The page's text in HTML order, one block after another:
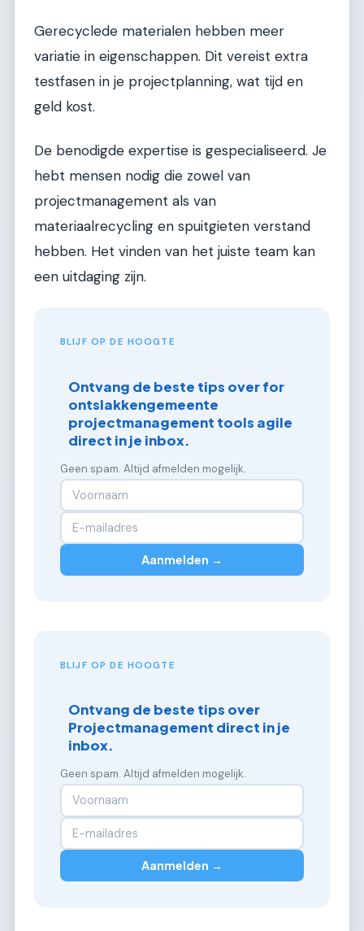
Gerecyclede materialen hebben meer
variatie in eigenschappen. Dit vereist extra
testfasen in je projectplanning, wat tijd en
geld kost.
De benodigde expertise is gespecialiseerd. Je
hebt mensen nodig die zowel van
projectmanagement als van
materiaalrecycling en spuitgieten verstand
hebben. Het vinden van het juiste team kan
een uitdaging zijn.
BLIJF OP DE HOOGTE
Ontvang de beste tips over for
ontslakkengemeente
projectmanagement tools agile
direct in je inbox.
Geen spam. Altijd afmelden mogelijk.
Aanmelden →
BLIJF OP DE HOOGTE
Ontvang de beste tips over
Projectmanagement direct in je
inbox.
Geen spam. Altijd afmelden mogelijk.
Aanmelden →